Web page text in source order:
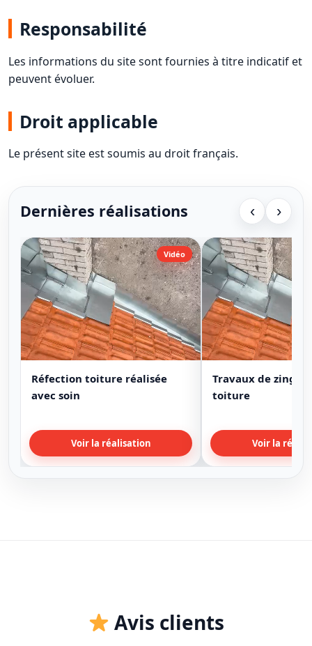
Responsabilité
Les informations du site sont fournies à titre indicatif et
peuvent évoluer.
Droit applicable
Le présent site est soumis au droit français.
Dernières réalisations ‹ ›
Vidéo
Réfection toiture réalisée
avec soin
Voir la réalisation
Travaux de
toiture
Voir la
Avis clients